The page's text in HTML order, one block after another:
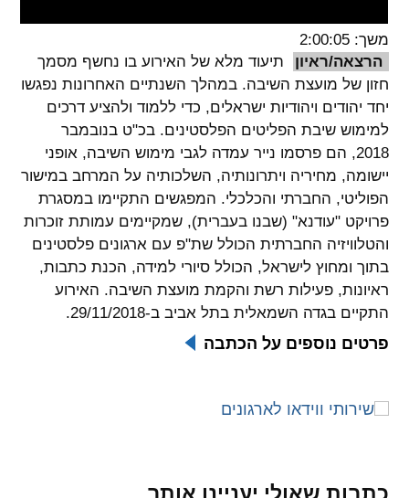
גופן קריא
ניגודיות צבעים
brightness_high
ניגודיות בהירה
brightness_low
ניגודיות כהה
קישורים
format_underlined
font_download
סימון קישורים
cached
ההגדרות
משך: 2:00:05
הרצאה/ראיון
תיעוד מלא של האירוע בו נחשף מסמך
חזון של מועצת השיבה. במהלך השנתיים האחרונות נפגשו
יחד יהודים ויהודיות ישראלים, כדי ללמוד ולהציע דרכים
למימוש שיבת הפליטים הפלסטינים. בכ"ט בנובמבר
2018, הם פרסמו נייר עמדה לגבי מימוש השיבה, אופני
יישומה, מחיריה ויתרונותיה, השלכותיה על המרחב במישור
הפוליטי, החברתי והכלכלי. המפגשים התקיימו במסגרת
פרויקט "עודנא" (שבנו בעברית), שמקיימים עמותת זוכרות
והטלוויזיה החברתית הכולל שת"פ עם ארגונים פלסטינים
בתוך ומחוץ לישראל, הכולל סיורי למידה, הכנת כתבות,
ראיונות, פעילות רשת והקמת מועצת השיבה. האירוע
התקיים בגדה השמאלית בתל אביב ב-29/11/2018.
פרטים נוספים על הכתבה